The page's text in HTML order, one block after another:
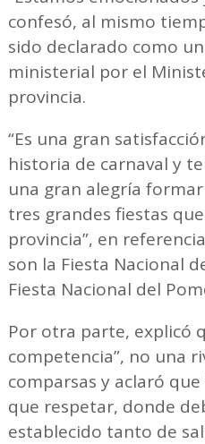
confesó, al mismo
sido declarado como
ministerial por el
provincia.
“Es una gran
historia de carnaval y
una gran alegría
tres grandes fiestas
provincia”, en
son la Fiesta Nacional
Fiesta Nacional del
Por otra parte, explicó
competencia”, no una
comparsas y aclaró
que respetar, donde
establecido tanto de